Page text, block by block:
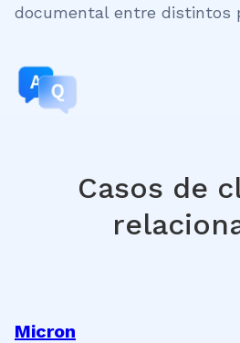
documental entre distintos
Casos de
Micron